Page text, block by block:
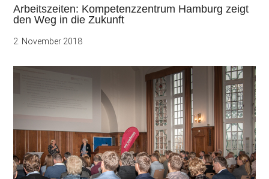
Arbeitszeiten: Kompetenzzentrum Hamburg zeigt
den Weg in die Zukunft
2. November 2018